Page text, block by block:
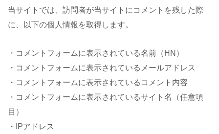
当サイトでは、訪問者が当サイトにコメントを残した際
に、以下の個人情報を取得します。
・コメントフォームに表示されている名前（HN）
・コメントフォームに表示されているメールアドレス
・コメントフォームに表示されているコメント内容
・コメントフォームに表示されているサイト名（任意項
目）
・IPアドレス